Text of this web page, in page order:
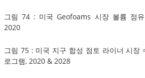
그림 74 : 미국 Geofoams 시장 볼륨 점
2020
그림 75 : 미국 지구 합성 점토 라이너 시장
로그램, 2020 & 2028